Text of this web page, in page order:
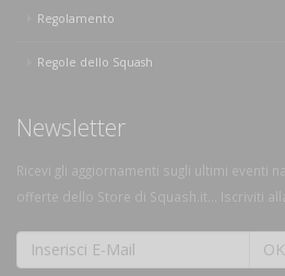
Regolamento
Regole dello Squash
Newsletter
Ricevi gli aggiornamenti sugli ultimi eventi
offerte dello Store di Squash.it... Iscriviti